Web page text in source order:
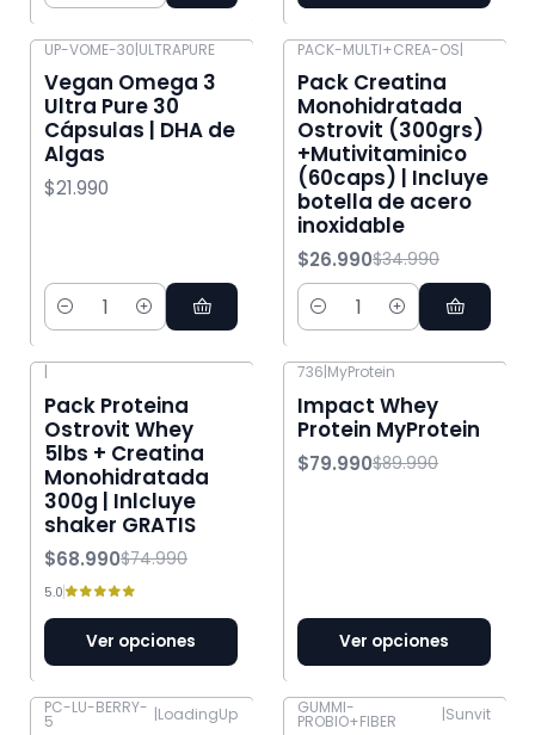
UP-VOME-30|ULTRAPURE
Vegan Omega 3
Ultra Pure 30
Cápsulas | DHA de
Algas
$21.990
Cantidad
PACK-MULTI+CREA-OS|
Pack Creatina
Monohidratada
Ostrovit (300grs)
+Mutivitaminico
(60caps) | Incluye
botella de acero
inoxidable
$26.990$34.990
Cantidad
|
Pack Proteina
Ostrovit Whey
5lbs + Creatina
Monohidratada
300g | Inlcluye
shaker GRATIS
$68.990$74.990
5.0
Ver opciones
736|MyProtein
Impact Whey
Protein MyProtein
$79.990$89.990
Ver opciones
PC-LU-BERRY-
5 |LoadingUp -28% OFF
GUMMI-
PROBIO+FIBER |Sunvit